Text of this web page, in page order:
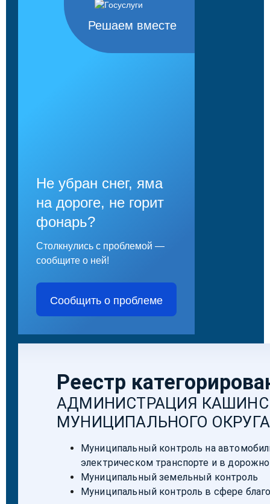
Решаем вместе
Не убран снег, яма
на дороге, не горит
фонарь?
Столкнулись с проблемой —
сообщите о ней!
Сообщить о проблеме